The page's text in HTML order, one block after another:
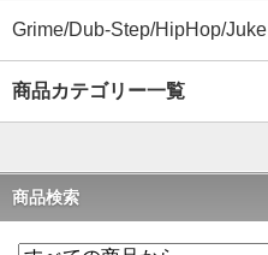
Grime/Dub-Step/HipHop/Juke
商品カテゴリー一覧
商品検索